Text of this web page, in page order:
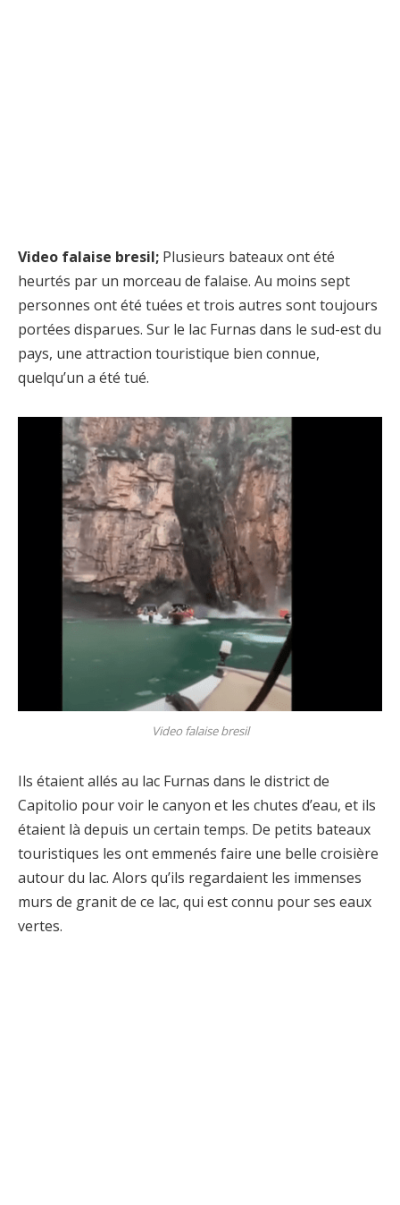
Video falaise bresil; Plusieurs bateaux ont été
heurtés par un morceau de falaise. Au moins sept
personnes ont été tuées et trois autres sont toujours
portées disparues. Sur le lac Furnas dans le sud-est du
pays, une attraction touristique bien connue,
quelqu’un a été tué.
Video falaise bresil
Ils étaient allés au lac Furnas dans le district de
Capitolio pour voir le canyon et les chutes d’eau, et ils
étaient là depuis un certain temps. De petits bateaux
touristiques les ont emmenés faire une belle croisière
autour du lac. Alors qu’ils regardaient les immenses
murs de granit de ce lac, qui est connu pour ses eaux
vertes.